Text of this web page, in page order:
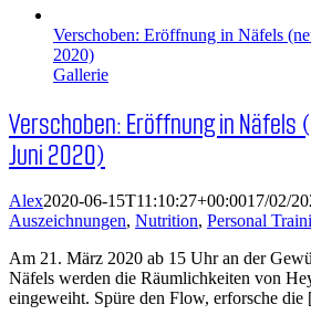
Verschoben: Eröffnung in Näfels
2020)
Gallerie
Verschoben: Eröffnung in Näfels
Juni 2020)
Alex2020-06-15T11:10:27+00:0017/02/
Auszeichnungen, Nutrition, Personal
Am 21. März 2020 ab 15 Uhr an der
Näfels werden die Räumlichkeiten von
eingeweiht. Spüre den Flow, erforsche die